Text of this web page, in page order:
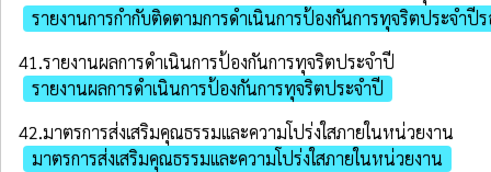
รายงานการกำกับติดตามการดำเนินการป้องกันการทุจริตประจำปี
41.รายงานผลการดำเนินการป้องกันการทุจริตประจําปี
รายงานผลการดำเนินการป้องกันการทุจริตประจำปี
42.มาตรการส่งเสริมคุณธรรมและความโปร่งใสภายในหน่วยงาน
มาตรการส่งเสริมคุณธรรมและความโปร่งใสภายในหน่วยงาน